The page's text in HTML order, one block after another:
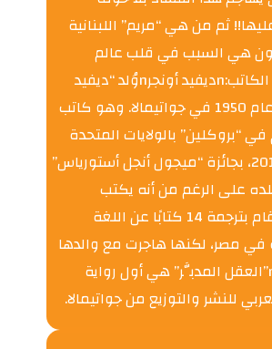
ثم من هي “مريم” اللبنانية
هي السبب في قلب عالم
“جييرمو” كله؟nnعن الكاتب:nديفيد أونجرnوُلد “ديفيد
أونجر” في 6 نوفمبر عام 1950 في جواتيمالا. وهو كاتب
“بروكلين” بالولايات المتحدة
الأمريكية. فاز عام 2014، بجائزة “ميجول أنجل أستورياس”
على الرغم من أنه يكتب
مؤلفاته بالإنجليزية. قام بترجمة 14 كتابًا عن اللغة
في مصر، لكنها هاجرت مع والدها
إلى أمريكا الجنوبية.n”العقل المدبَّر” هي أول رواية
للنشر والتوزيع من جواتيمالا.